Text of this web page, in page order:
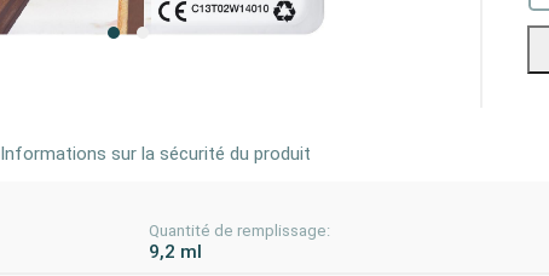
Informations sur la sécurité du produit
Quantité de remplissage:
9,2 ml